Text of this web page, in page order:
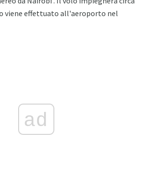
viene effettuato all'aeroporto nel
ad